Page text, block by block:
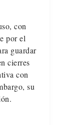
con
por el
guardar
cierres
con
su